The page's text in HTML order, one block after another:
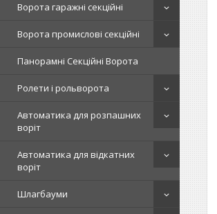
Ворота гаражні секційні
Ворота промислові секційні
Панорамні Секційні Ворота
Ролети і рольворота
Автоматика для розпашних
воріт
Автоматика для відкатних
воріт
Шлагбауми